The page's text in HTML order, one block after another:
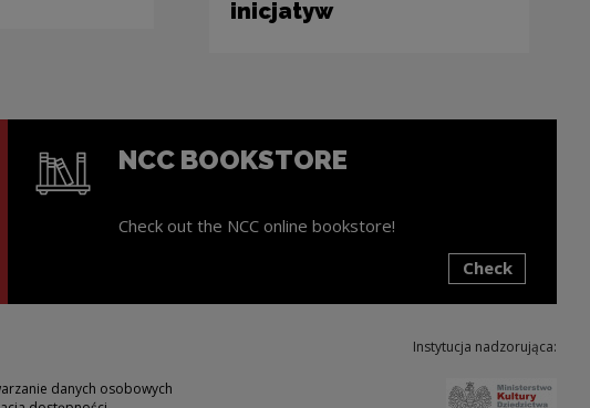
inicjatyw
NCC BOOKSTORE
Check out the NCC online bookstore!
Check
danych osobowych
Instytucja nadzorująca: